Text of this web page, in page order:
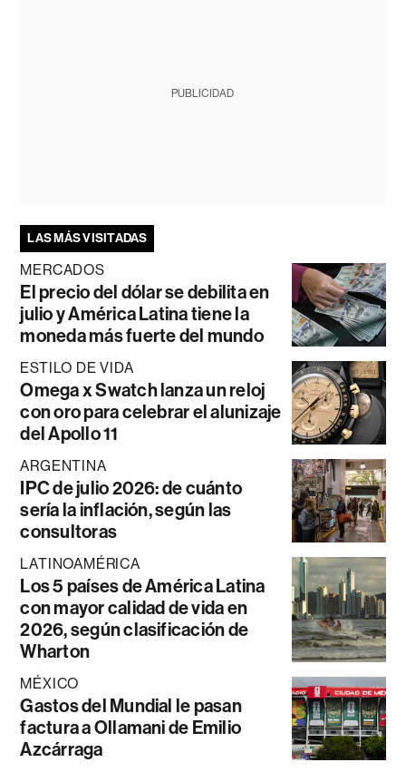
PUBLICIDAD
LAS MÁS VISITADAS
MERCADOS
El precio del dólar se debilita en
julio y América Latina tiene la
moneda más fuerte del mundo
ESTILO DE VIDA
Omega x Swatch lanza un reloj
con oro para celebrar el alunizaje
del Apollo 11
ARGENTINA
IPC de julio 2026: de cuánto
sería la inflación, según las
consultoras
LATINOAMÉRICA
Los 5 países de América Latina
con mayor calidad de vida en
2026, según clasificación de
Wharton
MÉXICO
Gastos del Mundial le pasan
factura a Ollamani de Emilio
Azcárraga